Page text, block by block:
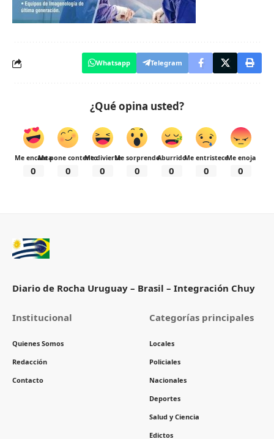
Whatsapp Telegram
¿Qué opina usted?
Me encanta
0
Me pone contento
0
Me divierte
0
Me sorprende
0
Aburrido
0
Me entristece
0
Me enoja
0
Diario de Rocha Uruguay – Brasil – Integración Chuy
Institucional
Quienes Somos
Redacción
Contacto
Categorías principales
Locales
Policiales
Nacionales
Deportes
Salud y Ciencia
Edictos